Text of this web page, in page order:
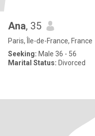
Ana, 35
Paris, Île-de-France, France
Seeking: Male 36 - 56
Marital Status: Divorced